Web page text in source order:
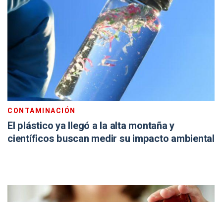
CONTAMINACIÓN
El plástico ya llegó a la alta montaña y
científicos buscan medir su impacto ambiental